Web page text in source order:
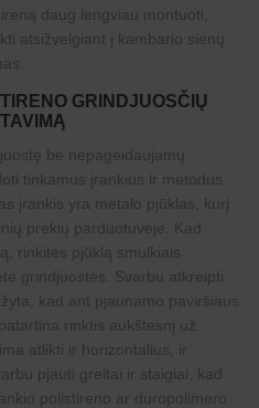
daug lengviau montuoti,
atsižvelgiant į kambario sienų
GRINDJUOSČIŲ
be nepageidaujamų
tinkamus įrankius ir metodus.
įrankis yra metalo pjūklas, kurį
prekių parduotuvėje. Kad
rinkitės pjūklą smulkiais
grindjuostės. Svarbu atkreipti
kad ant pjaunamo paviršiaus
rinktis aukštesnį už
atlikti ir horizontalius, ir
pjauti greitai ir staigiai, kad
polistireno ar duropolimero